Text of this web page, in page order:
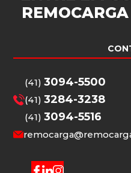
REMOCARGA
(41)3094-5500
(41)3284-3238
(41)3094-5516